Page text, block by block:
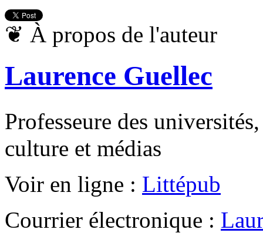
❦ À propos de l'auteur
Laurence Guellec
Professeure des
culture et médias
Voir en ligne : Littépub
Courrier électronique :